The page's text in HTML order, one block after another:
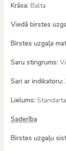
Krāsa:Balta
Viedā birstes
Birstes uzgaļa
Saru stingrums:
Sari ar indikatoru:
Lielums:Standarta
Saderība
Birstes uzgaļu